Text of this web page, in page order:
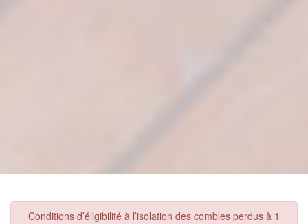
Conditions d’éligibilité à l’isolation des combles perdus à 1